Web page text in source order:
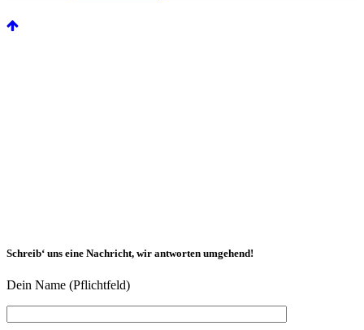
Schreib‘ uns eine Nachricht, wir antworten umgehend!
Dein Name (Pflichtfeld)